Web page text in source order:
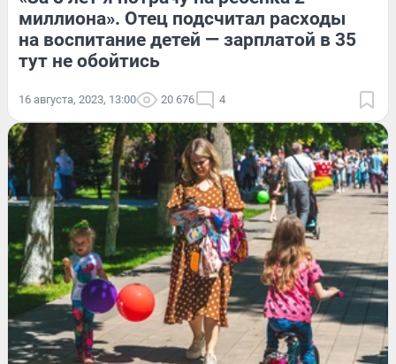
миллиона». Отец подсчитал расходы
на воспитание детей — зарплатой в 35
тут не обойтись
16 августа, 2023, 13:00 20 676 4